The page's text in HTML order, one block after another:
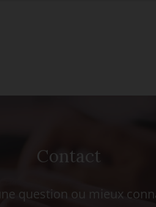
Contact
question ou mieux